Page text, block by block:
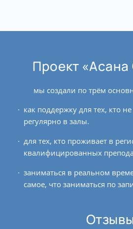
Проект
мы создали по трём
как поддержку для тех, кто
регулярно в залы.
для тех, кто проживает в
квалифицированных
заниматься в реальном
самое, что заниматься по